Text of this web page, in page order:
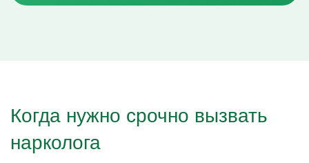
Когда нужно срочно вызвать
нарколога